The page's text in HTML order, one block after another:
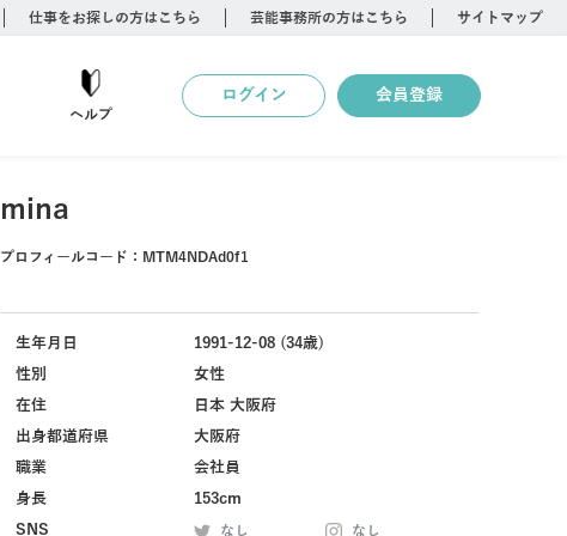
仕事をお探しの方はこちら 芸能事務所の方はこちら サイトマップ
ヘルプ
ログイン 会員登録
mina
プロフィールコード： MTM4NDAd0f1
生年月日
1991-12-08 (34歳)
性別
女性
在住
日本 大阪府
出身都道府県
大阪府
職業
会社員
身長
153cm
SNS
なし なし